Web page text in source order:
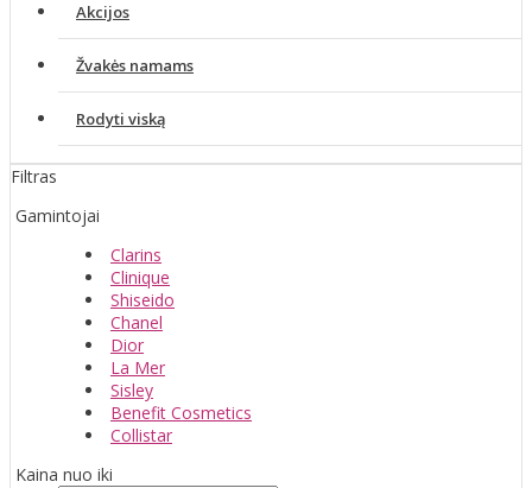
Akcijos
Žvakės namams
Rodyti viską
Filtras
Gamintojai
Clarins
Clinique
Shiseido
Chanel
Dior
La Mer
Sisley
Benefit Cosmetics
Collistar
Kaina nuo iki